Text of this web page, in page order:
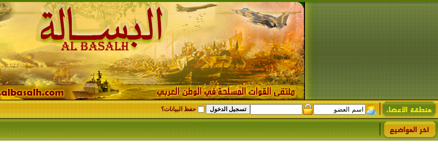
حفظ البيانات؟